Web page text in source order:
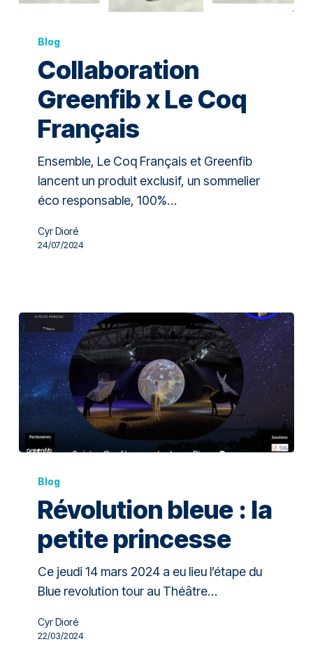
Blog
Collaboration
Greenfib x Le Coq
Français
Ensemble, Le Coq Français et Greenfib
lancent un produit exclusif, un sommelier
éco responsable, 100%…
Cyr Dioré
24/07/2024
Blog
Révolution bleue : la
petite princesse
Ce jeudi 14 mars 2024 a eu lieu l’étape du
Blue revolution tour au Théâtre…
Cyr Dioré
22/03/2024